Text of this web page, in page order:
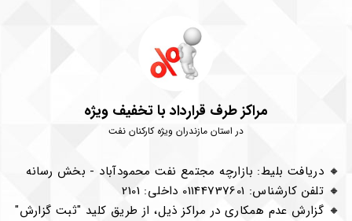
مراکز طرف قرارداد با تخفیف ویژه
در استان مازندران ویژه کارکنان نفت
🔸 دریافت بلیط: بازارچه مجتمع نفت محمودآباد - بخش رسانه
🔸 تلفن کارشناس: 01144737601 داخلی: 2101
🔸 گزارش عدم‌ همکاری در مراکز ذیل، از طریق کلید "ثبت گزارش"